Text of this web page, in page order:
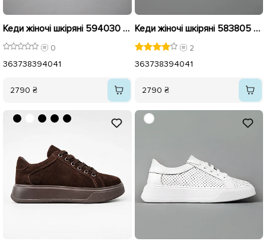
Кеди жіночі шкіряні 594030 Білі
0
363738394041
2790 ₴
Кеди жіночі шкіряні 583805 Білі
2
363738394041
2790 ₴